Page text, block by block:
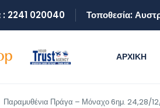
: 2241 020040 Τοποθεσία:
ΑΡΧΙΚΗ
Παραμυθένια Πράγα – Μόναχο 6ημ. 24,28/